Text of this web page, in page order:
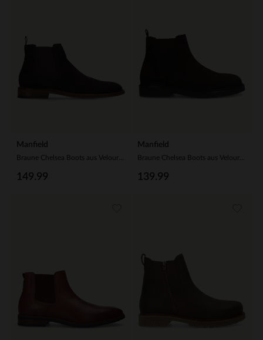
Manfield
149.99
Manfield
Braune Chelsea Boots aus Veloursleder
139.99